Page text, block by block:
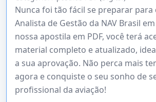
Nunca foi tão fácil se preparar para
Analista de Gestão da NAV Brasil
nossa apostila em PDF, você terá
material completo e atualizado,
a sua aprovação. Não perca mais
agora e conquiste o seu sonho de
profissional da aviação!